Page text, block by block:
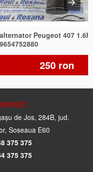
alternator Peugeot 407
9654752880
250 ron
de Jos, 284B, jud.
Soseaua E60
375 375
375 375